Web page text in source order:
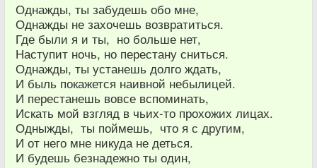
Однажды, ты забудешь обо мне,
Однажды не захочешь возвратиться.
Где были я и ты, но больше нет,
Наступит ночь, но перестану сниться.
Однажды, ты устанешь долго ждать,
И быль покажется наивной небылицей.
И перестанешь вовсе вспоминать,
Искать мой взгляд в чьих-то прохожих лицах.
Одныжды, ты поймешь, что я с другим,
И от него мне никуда не деться.
И будешь безнадежно ты один,